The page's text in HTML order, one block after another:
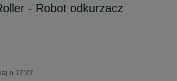
- Robot odkurzacz
o 17:27